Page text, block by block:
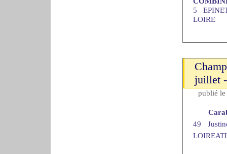
5
LOIRE
juillet
publié
49